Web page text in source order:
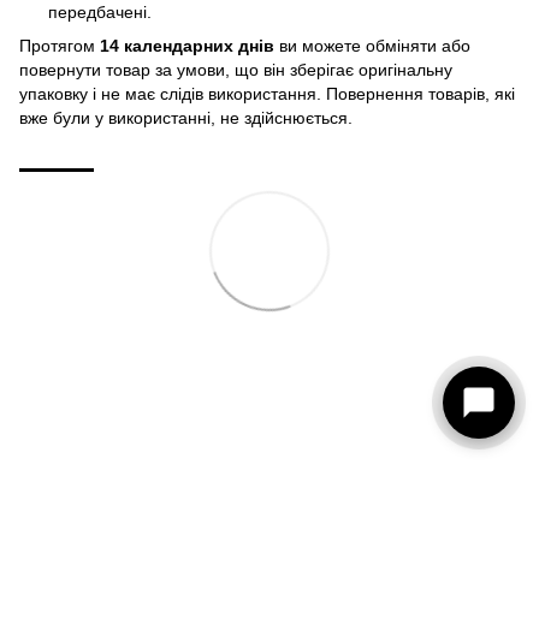
передбачені.
Протягом 14 календарних днів ви можете обміняти або
повернути товар за умови, що він зберігає оригінальну
упаковку і не має слідів використання. Повернення товарів, які
вже були у використанні, не здійснюється.